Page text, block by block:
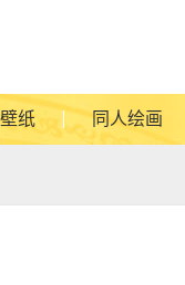
纸 同人绘画